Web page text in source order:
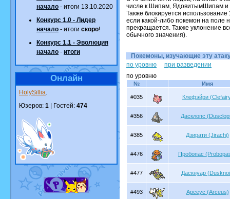
начало - итоги 13.10.2020
Конкурс 1.0 - Лидер
начало - итоги скоро!
Конкурс 1.1 - Эволюция
начало - итоги
Онлайн
HolySillia.
Юзеров: 1 | Гостей: 474
числе к Шипам, ЯдовитымШипам и
Также блокируется
если какой-либо покемон на поле
прекращается. Также уклонение
обычного значения).
Покемоны, изучающие эту
по уровню
при разведении
по уровню
№ Имя
#035 Клефэйри
#356 Дасклопс
#385 Дзирати (Jirachi)
#476 Пробопас
#477 Даскнуар
#493 Арсеус (Arceus)